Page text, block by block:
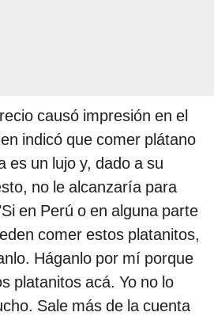
causó impresión en el
indicó que comer plátano
es un lujo y, dado a su
no le alcanzaría para
en Perú o en alguna parte
comer estos platanitos,
Háganlo por mí porque
platanitos acá. Yo no lo
Sale más de la cuenta